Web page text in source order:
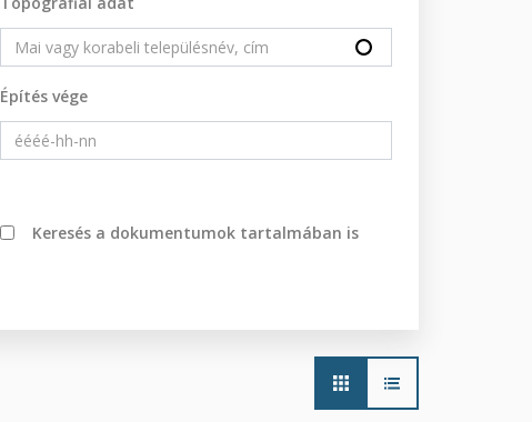
Építés vége
Keresés a dokumentumok tartalmában is
Main
navigation